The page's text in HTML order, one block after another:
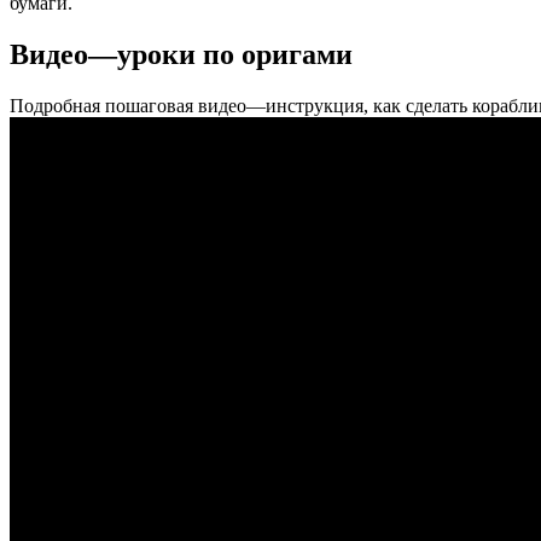
Видео—уроки по оригами
Подробная пошаговая видео—инструкция, как сделать